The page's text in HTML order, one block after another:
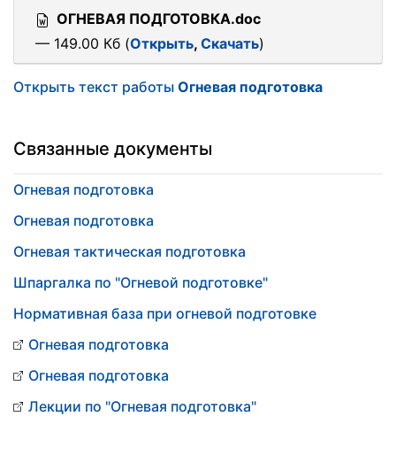
ОГНЕВАЯ ПОДГОТОВКА.doc
— 149.00 Кб (Открыть, Скачать)
Открыть текст работы Огневая подготовка
Связанные документы
Огневая подготовка
Огневая подготовка
Огневая тактическая подготовка
Шпаргалка по "Огневой подготовке"
Нормативная база при огневой подготовке
Огневая подготовка
Огневая подготовка
Лекции по "Огневая подготовка"